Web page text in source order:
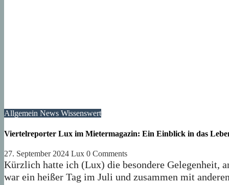
Allgemein News Wissenswert
Viertelreporter Lux im Mietermagazin: Ein Einblick in das
27. September 2024 Lux 0 Comments
Kürzlich hatte ich (Lux) die besondere Gelegenheit,
war ein heißer Tag im Juli und zusammen mit